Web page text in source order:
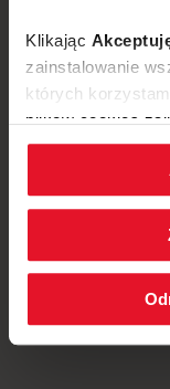
Klikając
zainstalowanie
których
plików cookies
klikającZmień
W każdej chwili
ustawienia plików
ul.
NR